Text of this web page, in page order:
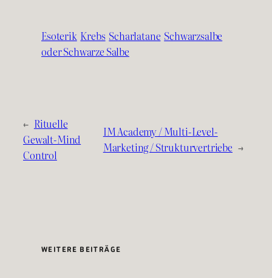
Esoterik Krebs Scharlatane Schwarzsalbe
oder Schwarze Salbe
← Rituelle
Gewalt-Mind
Control
IM Academy / Multi-Level-
Marketing / Strukturvertriebe →
WEITERE BEITRÄGE